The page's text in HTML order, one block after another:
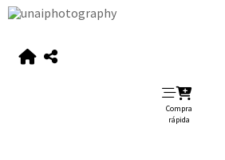
Compra
rápida